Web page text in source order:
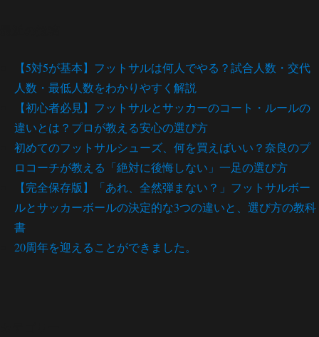
【5対5が基本】フットサルは何人でやる？試合人数・交代
人数・最低人数をわかりやすく解説
【初心者必見】フットサルとサッカーのコート・ルールの
違いとは？プロが教える安心の選び方
初めてのフットサルシューズ、何を買えばいい？奈良のプ
ロコーチが教える「絶対に後悔しない」一足の選び方
【完全保存版】「あれ、全然弾まない？」フットサルボー
ルとサッカーボールの決定的な3つの違いと、選び方の教科
書
20周年を迎えることができました。